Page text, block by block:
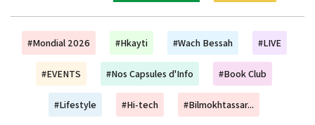
#Mondial 2026 #Hkayti #Wach Bessah #LIVE
#EVENTS #Nos Capsules d'Info #Book Club
#Lifestyle #Hi-tech #Bilmokhtassar...